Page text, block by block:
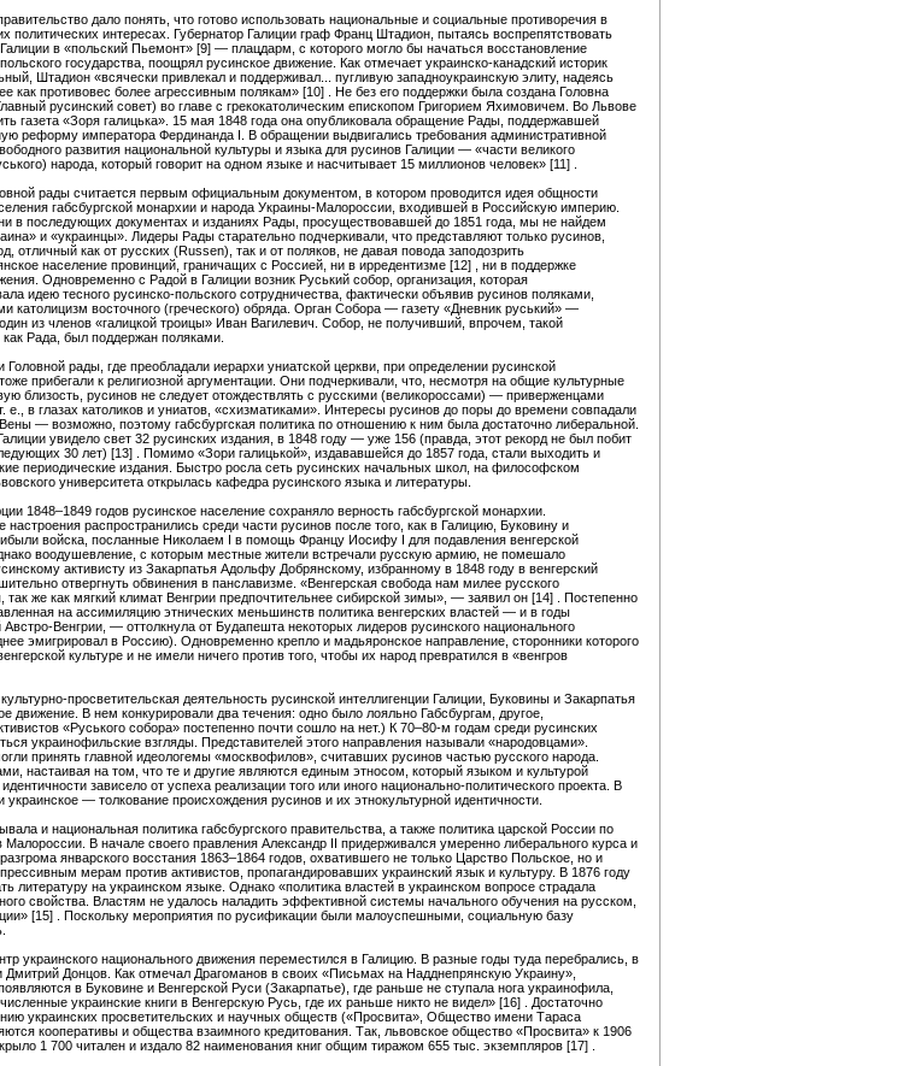
дало понять, что готово использовать национальные и социальные противоречия в
политических интересах. Губернатор Галиции граф Франц Штадион, пытаясь воспрепятствовать
в «польский Пьемонт» [9] — плацдарм, с которого могло бы начаться восстановление
государства, поощрял русинское движение. Как отмечает украинско-канадский историк
Штадион «всячески привлекал и поддерживал... пугливую западноукраинскую элиту, надеясь
как противовес более агрессивным полякам» [10] . Не без его поддержки была создана Головна
русинский совет) во главе с грекокатолическим епископом Григорием Яхимовичем. Во Львове
газета «Зоря галицька». 15 мая 1848 года она опубликовала обращение Рады, поддержавшей
реформу императора Фердинанда I. В обращении выдвигались требования административной
развития национальной культуры и языка для русинов Галиции — «части великого
народа, который говорит на одном языке и насчитывает 15 миллионов человек» [11] .
рады считается первым официальным документом, в котором проводится идея общности
габсбургской монархии и народа Украины-Малороссии, входившей в Российскую империю.
в последующих документах и изданиях Рады, просуществовавшей до 1851 года, мы не найдем
и «украинцы». Лидеры Рады старательно подчеркивали, что представляют только русинов,
отличный как от русских (Russen), так и от поляков, не давая повода заподозрить
население провинций, граничащих с Россией, ни в ирредентизме [12] , ни в поддержке
Одновременно с Радой в Галиции возник Руський собор, организация, которая
идею тесного русинско-польского сотрудничества, фактически объявив русинов поляками,
католицизм восточного (греческого) обряда. Орган Собора — газету «Дневник руський» —
из членов «галицкой троицы» Иван Вагилевич. Собор, не получивший, впрочем, такой
как Рада, был поддержан поляками.
Головной рады, где преобладали иерархи униатской церкви, при определении русинской
прибегали к религиозной аргументации. Они подчеркивали, что, несмотря на общие культурные
близость, русинов не следует отождествлять с русскими (великороссами) — приверженцами
е., в глазах католиков и униатов, «схизматиками». Интересы русинов до поры до времени совпадали
— возможно, поэтому габсбургская политика по отношению к ним была достаточно либеральной.
увидело свет 32 русинских издания, в 1848 году — уже 156 (правда, этот рекорд не был побит
30 лет) [13] . Помимо «Зори галицькой», издававшейся до 1857 года, стали выходить и
периодические издания. Быстро росла сеть русинских начальных школ, на философском
университета открылась кафедра русинского языка и литературы.
1848–1849 годов русинское население сохраняло верность габсбургской монархии.
настроения распространились среди части русинов после того, как в Галицию, Буковину и
войска, посланные Николаем I в помощь Францу Иосифу I для подавления венгерской
воодушевление, с которым местные жители встречали русскую армию, не помешало
активисту из Закарпатья Адольфу Добрянскому, избранному в 1848 году в венгерский
отвергнуть обвинения в панславизме. «Венгерская свобода нам милее русского
так же как мягкий климат Венгрии предпочтительнее сибирской зимы», — заявил он [14] . Постепенно
на ассимиляцию этнических меньшинств политика венгерских властей — и в годы
Венгрии, — оттолкнула от Будапешта некоторых лидеров русинского национального
эмигрировал в Россию). Одновременно крепло и мадьяронское направление, сторонники которого
культуре и не имели ничего против того, чтобы их народ превратился в «венгров
просветительская деятельность русинской интеллигенции Галиции, Буковины и Закарпатья
движение. В нем конкурировали два течения: одно было лояльно Габсбургам, другое,
«Руського собора» постепенно почти сошло на нет.) К 70–80-м годам среди русинских
украинофильские взгляды. Представителей этого направления называли «народовцами».
принять главной идеологемы «москвофилов», считавших русинов частью русского народа.
настаивая на том, что те и другие являются единым этносом, который языком и культурой
зависело от успеха реализации того или иного национально-политического проекта. В
— толкование происхождения русинов и их этнокультурной идентичности.
и национальная политика габсбургского правительства, а также политика царской России по
В начале своего правления Александр II придерживался умеренно либерального курса и
январского восстания 1863–1864 годов, охватившего не только Царство Польское, но и
мерам против активистов, пропагандировавших украинский язык и культуру. В 1876 году
на украинском языке. Однако «политика властей в украинском вопросе страдала
свойства. Властям не удалось наладить эффективной системы начального обучения на русском,
[15] . Поскольку мероприятия по русификации были малоуспешными, социальную базу
украинского национального движения переместился в Галицию. В разные годы туда перебрались, в
Донцов. Как отмечал Драгоманов в своих «Письмах на Надднепрянскую Украину»,
в Буковине и Венгерской Руси (Закарпатье), где раньше не ступала нога украинофила,
украинские книги в Венгерскую Русь, где их раньше никто не видел» [16] . Достаточно
украинских просветительских и научных обществ («Просвита», Общество имени Тараса
кооперативы и общества взаимного кредитования. Так, львовское общество «Просвита» к 1906
1 700 читален и издало 82 наименования книг общим тиражом 655 тыс. экземпляров [17] .